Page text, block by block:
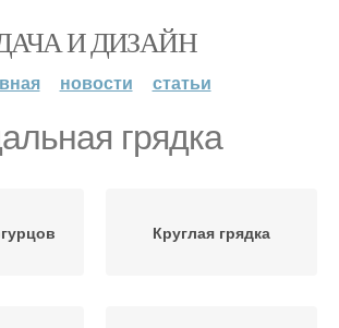
И ДИЗАЙН
новости статьи
грядка
Круглая грядка